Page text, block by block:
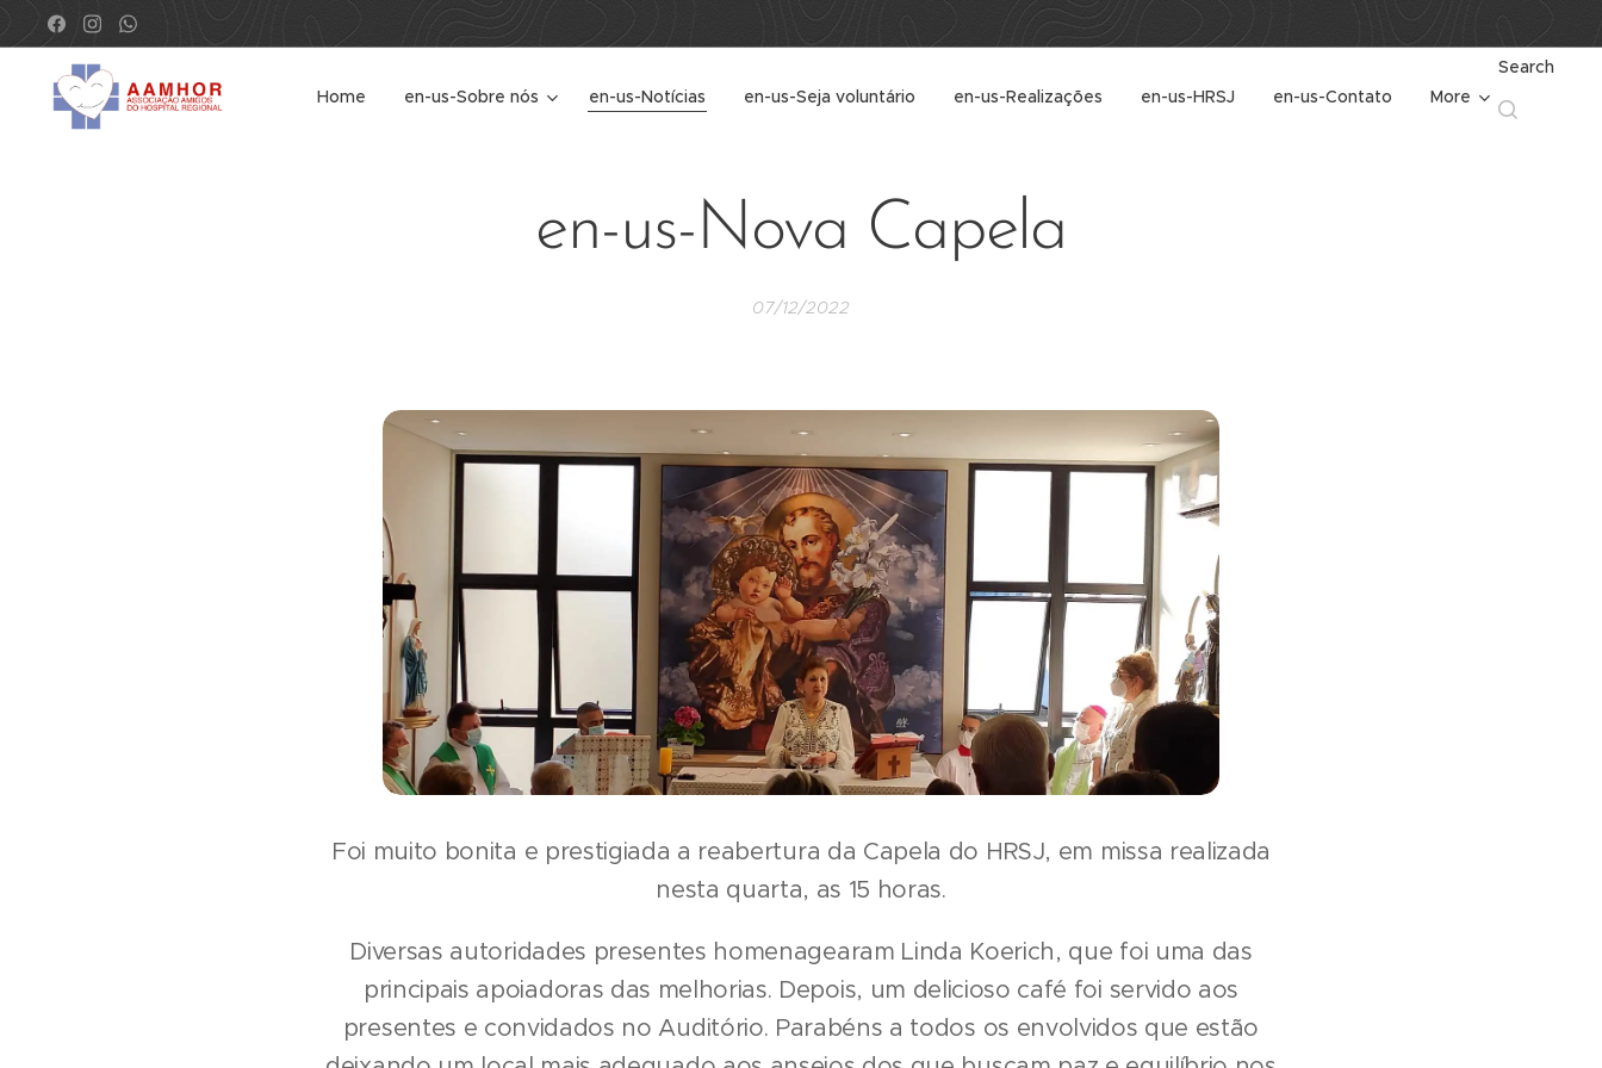
Home en-us-Sobre nós en-us-Notícias en-us-Seja voluntário en-us-Realizações en-us-HRSJ en-us-Contato More
Search
en-us-Nova Capela
07/12/2022
Foi muito bonita e prestigiada a reabertura da Capela do HRSJ, em missa realizada
nesta quarta, as 15 horas.
Diversas autoridades presentes homenagearam Linda Koerich, que foi uma das
principais apoiadoras das melhorias. Depois, um delicioso café foi servido aos
presentes e convidados no Auditório. Parabéns a todos os envolvidos que estão